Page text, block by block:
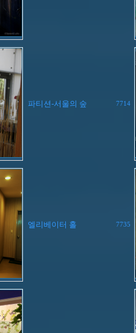
파티션-서울의 숲 7714
엘리베이터 홀 7735